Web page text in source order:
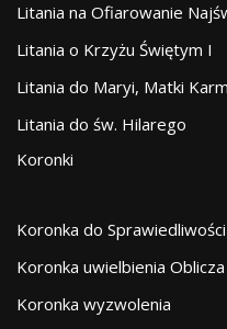
Litania na Ofiarowanie
Litania o Krzyżu Świętym I
Litania do Maryi, Matki
Litania do św. Hilarego
Koronki
Koronka do Sprawiedliwości
Koronka uwielbienia
Koronka wyzwolenia